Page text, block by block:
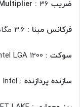
ضریب Multiplier : 36
فرکانس مبنا :
سوکت :
سازنده پردازنده :